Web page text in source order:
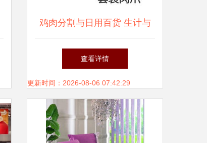
鸡肉分割与日用百货 生计与
生活的交响曲
查看详情
更新时间：2026-08-06 07:42:29